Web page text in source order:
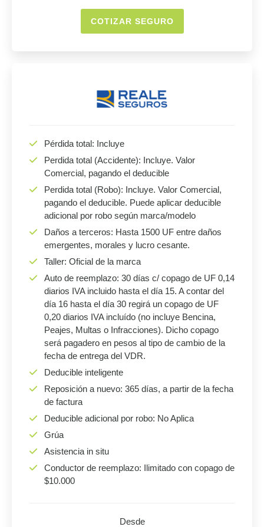
COTIZAR SEGURO
Pérdida total: Incluye
Perdida total (Accidente): Incluye. Valor
Comercial, pagando el deducible
Perdida total (Robo): Incluye. Valor Comercial,
pagando el deducible. Puede aplicar deducible
adicional por robo según marca/modelo
Daños a terceros: Hasta 1500 UF entre daños
emergentes, morales y lucro cesante.
Taller: Oficial de la marca
Auto de reemplazo: 30 días c/ copago de UF 0,14
diarios IVA incluido hasta el día 15. A contar del
día 16 hasta el día 30 regirá un copago de UF
0,20 diarios IVA incluído (no incluye Bencina,
Peajes, Multas o Infracciones). Dicho copago
será pagadero en pesos al tipo de cambio de la
fecha de entrega del VDR.
Deducible inteligente
Reposición a nuevo: 365 días, a partir de la fecha
de factura
Deducible adicional por robo: No Aplica
Grúa
Asistencia in situ
Conductor de reemplazo: Ilimitado con copago de
$10.000
Desde